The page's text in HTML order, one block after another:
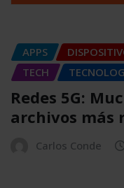
APPS
TECH
Redes 5G:
archivos más
Carlos Conde